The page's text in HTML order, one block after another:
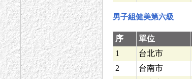
男子組健美第六級
序 單位
1
台北市
2
台南市